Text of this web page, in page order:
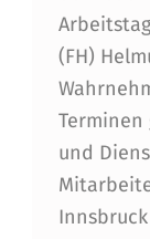
K
O
R
M
A
G
(FH)
Terminen
und